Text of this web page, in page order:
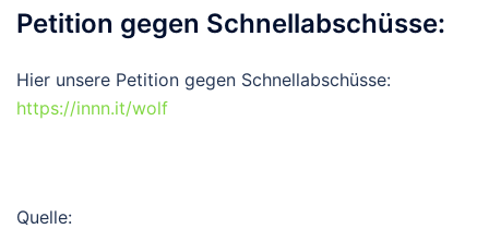
Petition gegen Schnellabschüsse:
Hier unsere Petition gegen Schnellabschüsse:
https://innn.it/wolf
Quelle: